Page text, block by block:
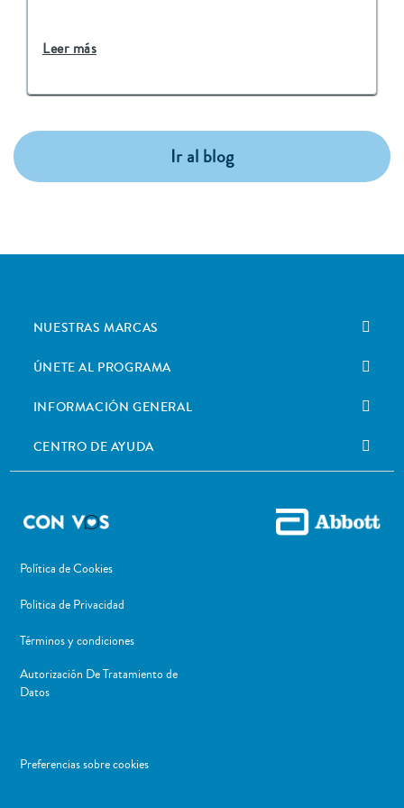
Leer más
Ir al blog
NUESTRAS MARCAS
ÚNETE AL PROGRAMA
INFORMACIÓN GENERAL
CENTRO DE AYUDA
Política de Cookies
Politica de Privacidad
Términos y condiciones
Autorización De Tratamiento de
Datos
Preferencias sobre cookies